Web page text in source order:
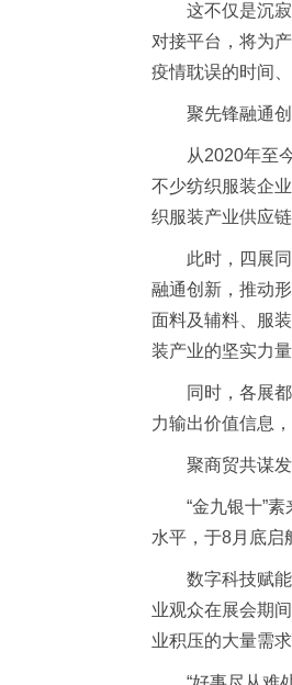
这不仅是沉寂
对接平台，将为
疫情耽误的时间
聚先锋融通创
从2020年至今
不少纺织服装企
织服装产业供应
此时，四展同
融通创新，推动
面料及辅料、服
装产业的坚实力量
同时，各展都
力输出价值信息
聚商贸共谋发
“金九银十”素
水平，于8月底启
数字科技赋能
业观众在展会期
业积压的大量需